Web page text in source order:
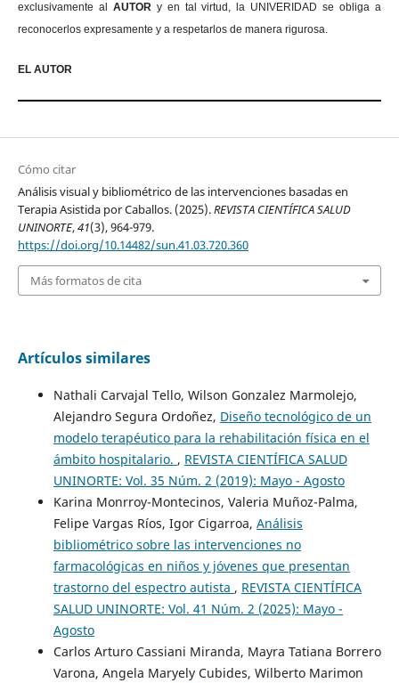
exclusivamente al AUTOR y en tal virtud, la UNIVERIDAD se obliga a
reconocerlos expresamente y a respetarlos de manera rigurosa.
EL AUTOR
Cómo citar
Análisis visual y bibliométrico de las intervenciones basadas en
Terapia Asistida por Caballos. (2025).REVISTA CIENTÍFICA SALUD
UNINORTE,41(3), 964-979.
https://doi.org/10.14482/sun.41.03.720.360
Más formatos de cita
Artículos similares
Nathali Carvajal Tello, Wilson Gonzalez Marmolejo,
Alejandro Segura Ordoñez, Diseño tecnológico de un
modelo terapéutico para la rehabilitación física en el
ámbito hospitalario. , REVISTA CIENTÍFICA SALUD
UNINORTE: Vol. 35 Núm. 2 (2019): Mayo - Agosto
Karina Monrroy-Montecinos, Valeria Muñoz-Palma,
Felipe Vargas Ríos, Igor Cigarroa, Análisis
bibliométrico sobre las intervenciones no
farmacológicas en niños y jóvenes que presentan
trastorno del espectro autista , REVISTA CIENTÍFICA
SALUD UNINORTE: Vol. 41 Núm. 2 (2025): Mayo -
Agosto
Carlos Arturo Cassiani Miranda, Mayra Tatiana Borrero
Varona, Angela Maryely Cubides, Wilberto Marimon